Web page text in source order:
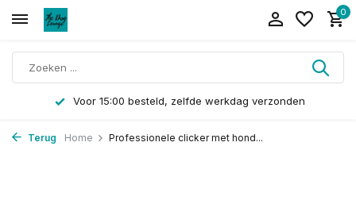
0
Voor 15:00 besteld, zelfde werkdag verzonden
Terug Home Professionele clicker met hond...